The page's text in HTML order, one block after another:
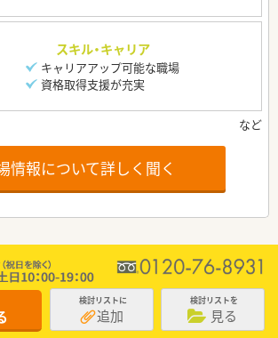
スキル・キャリア
キャリアアップ可能な職場
資格取得支援が充実
情報について詳しく聞く
検討リストに
追加
検討リストを
見る